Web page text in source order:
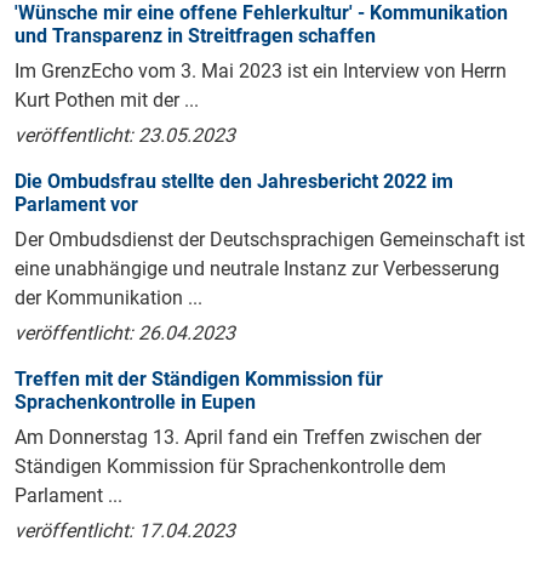
'Wünsche mir eine offene Fehlerkultur' - Kommunikation
und Transparenz in Streitfragen schaffen
Im GrenzEcho vom 3. Mai 2023 ist ein Interview von Herrn
Kurt Pothen mit der ...
veröffentlicht: 23.05.2023
Die Ombudsfrau stellte den Jahresbericht 2022 im
Parlament vor
Der Ombudsdienst der Deutschsprachigen Gemeinschaft ist
eine unabhängige und neutrale Instanz zur Verbesserung
der Kommunikation ...
veröffentlicht: 26.04.2023
Treffen mit der Ständigen Kommission für
Sprachenkontrolle in Eupen
Am Donnerstag 13. April fand ein Treffen zwischen der
Ständigen Kommission für Sprachenkontrolle dem
Parlament ...
veröffentlicht: 17.04.2023